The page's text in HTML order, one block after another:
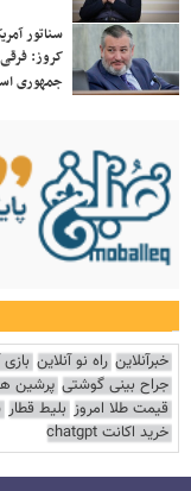
سناتور
کروز:
جمهوری
خبرآنلاین راه نو آنلاین بازی
جراح بینی گوشتی پرشین
قیمت طلا امروز بلیط قطار
خرید اکانت chatgpt